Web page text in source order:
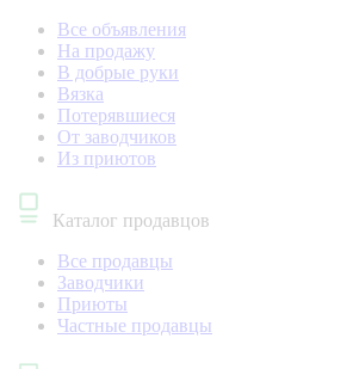
Все объявления
На продажу
В добрые руки
Вязка
Потерявшиеся
От заводчиков
Из приютов
Каталог продавцов
Все продавцы
Заводчики
Приюты
Частные продавцы